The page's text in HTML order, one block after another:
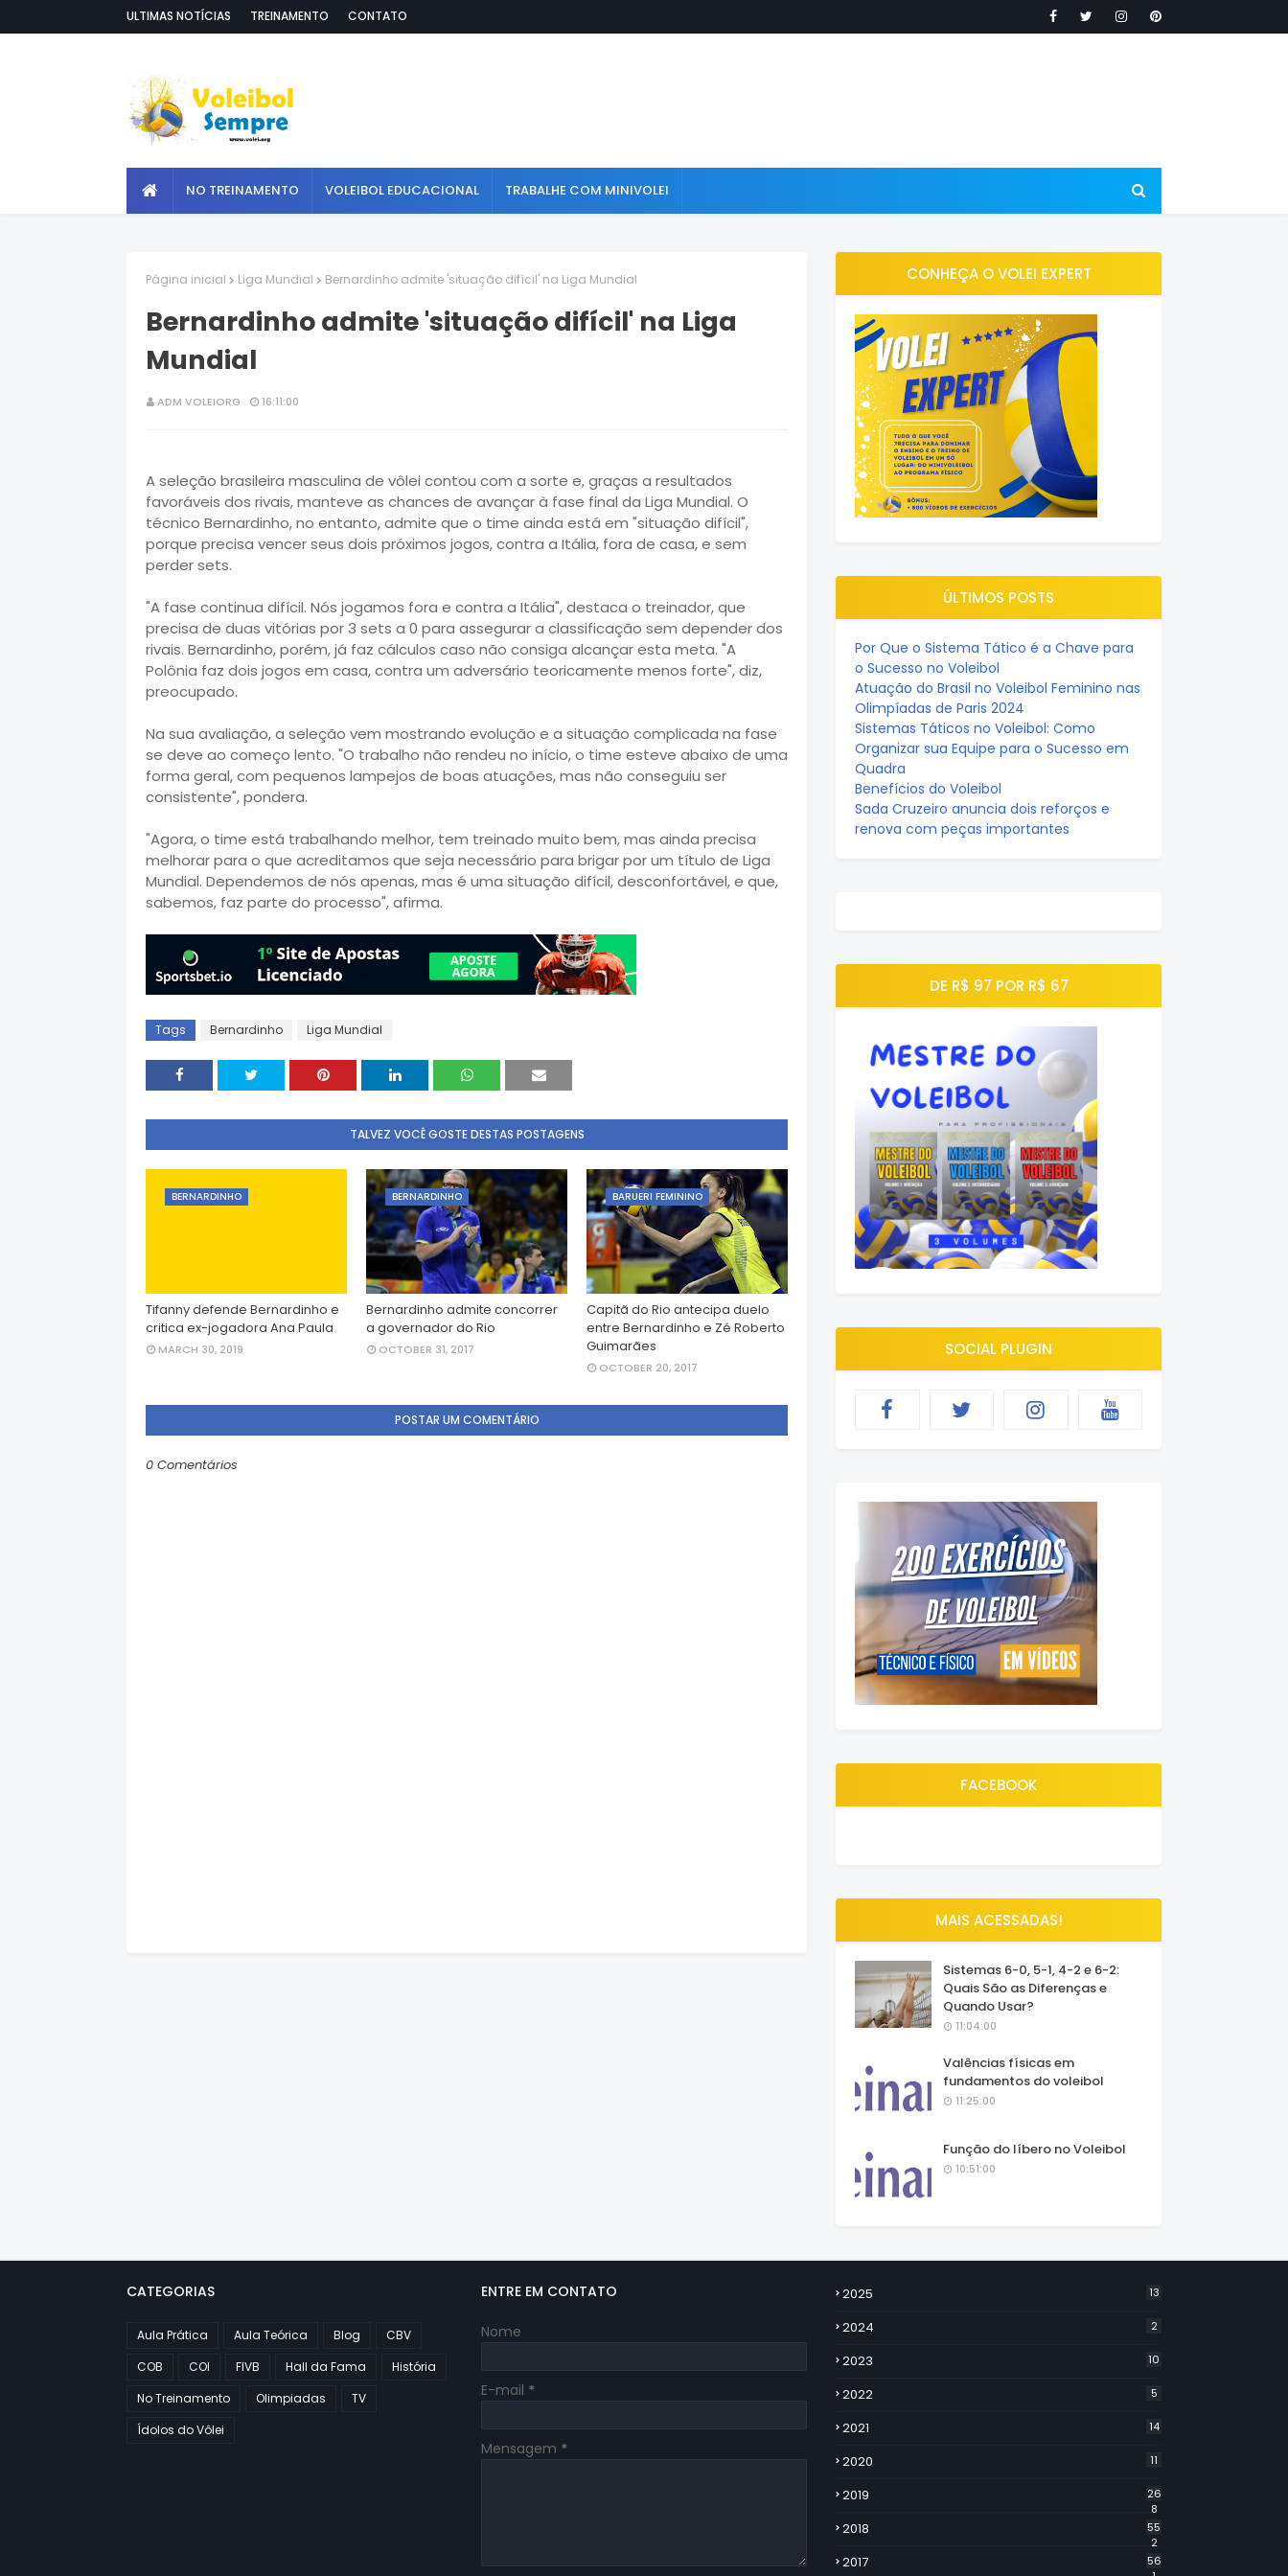
ULTIMAS NOTÍCIAS TREINAMENTO CONTATO
NO TREINAMENTO VOLEIBOL EDUCACIONAL TRABALHE COM MINIVOLEI
Página inicial Liga Mundial Bernardinho admite 'situação difícil' na Liga Mundial
Bernardinho admite 'situação difícil' na Liga
Mundial
ADM VOLEIORG 16:11:00
A seleção brasileira masculina de vôlei contou com a sorte e, graças a resultados
favoráveis dos rivais, manteve as chances de avançar à fase final da Liga Mundial. O
técnico Bernardinho, no entanto, admite que o time ainda está em "situação difícil",
porque precisa vencer seus dois próximos jogos, contra a Itália, fora de casa, e sem
perder sets.
"A fase continua difícil. Nós jogamos fora e contra a Itália", destaca o treinador, que
precisa de duas vitórias por 3 sets a 0 para assegurar a classificação sem depender dos
rivais. Bernardinho, porém, já faz cálculos caso não consiga alcançar esta meta. "A
Polônia faz dois jogos em casa, contra um adversário teoricamente menos forte", diz,
preocupado.
Na sua avaliação, a seleção vem mostrando evolução e a situação complicada na fase
se deve ao começo lento. "O trabalho não rendeu no início, o time esteve abaixo de uma
forma geral, com pequenos lampejos de boas atuações, mas não conseguiu ser
consistente", pondera.
"Agora, o time está trabalhando melhor, tem treinado muito bem, mas ainda precisa
melhorar para o que acreditamos que seja necessário para brigar por um título de Liga
Mundial. Dependemos de nós apenas, mas é uma situação difícil, desconfortável, e que,
sabemos, faz parte do processo", afirma.
Tags Bernardinho Liga Mundial
TALVEZ VOCÊ GOSTE DESTAS POSTAGENS
BERNARDINHO
Tifanny defende Bernardinho e
critica ex-jogadora Ana Paula
MARCH 30, 2019
BERNARDINHO
Bernardinho admite concorrer
a governador do Rio
OCTOBER 31, 2017
BARUERI FEMININO
Capitã do Rio antecipa duelo
entre Bernardinho e Zé Roberto
Guimarães
OCTOBER 20, 2017
POSTAR UM COMENTÁRIO
0 Comentários
CONHEÇA O VOLEI EXPERT
ÚLTIMOS POSTS
Por Que o Sistema Tático é a Chave para
o Sucesso no Voleibol
Atuação do Brasil no Voleibol Feminino nas
Olimpíadas de Paris 2024
Sistemas Táticos no Voleibol: Como
Organizar sua Equipe para o Sucesso em
Quadra
Benefícios do Voleibol
Sada Cruzeiro anuncia dois reforços e
renova com peças importantes
DE R$ 97 POR R$ 67
SOCIAL PLUGIN
FACEBOOK
MAIS ACESSADAS!
Sistemas 6-0, 5-1, 4-2 e 6-2:
Quais São as Diferenças e
Quando Usar?
11:04:00
Valências físicas em
fundamentos do voleibol
11:25:00
Função do líbero no Voleibol
10:51:00
CATEGORIAS
Aula Prática Aula Teórica Blog
CBV
COB
COI FIVB Hall da Fama
História
No Treinamento
Olimpiadas
TV
Ídolos do Vôlei
ENTRE EM CONTATO
Nome
E-mail *
Mensagem *
2025 13
2024 2
2023 10
2022 5
2021 14
2020 11
2019
26
8
2018
55
2
2017
56